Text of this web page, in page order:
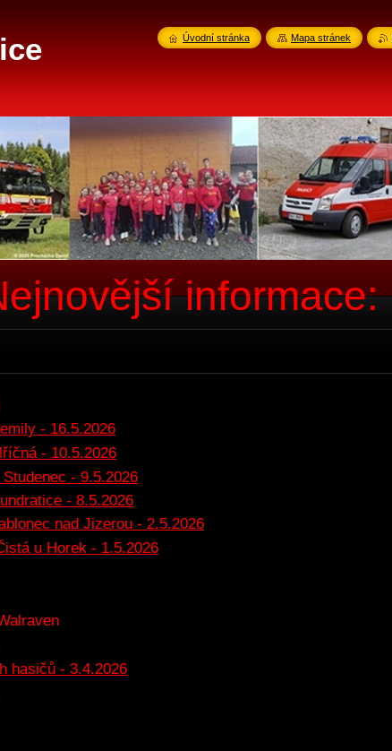
informace:
- 16.5.2026
- 10.5.2026
- 9.5.2026
- 8.5.2026
nad Jizerou - 2.5.2026
u Horek - 1.5.2026
hasičů - 3.4.2026
Úvodní stránka Mapa stránek